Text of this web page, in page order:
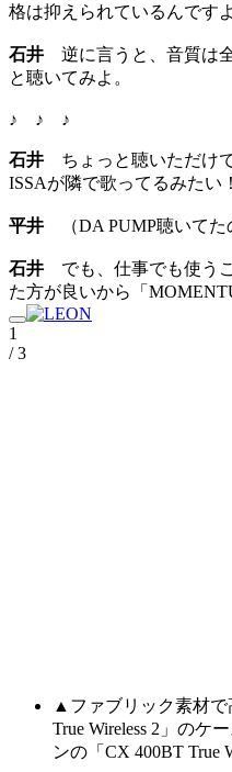
格は抑えられているんですよ
石井 逆に言うと、音質は
と聴いてみよ。
♪ ♪ ♪
石井 ちょっと聴いただけ
ISSAが隣で歌ってるみたい！
平井 （DA PUMP聴いてた
石井 でも、仕事でも使う
た方が良いから「
1
/ 3
▲ファブリック素材
True Wireless 2」のケ
ンの「CX 400BT True